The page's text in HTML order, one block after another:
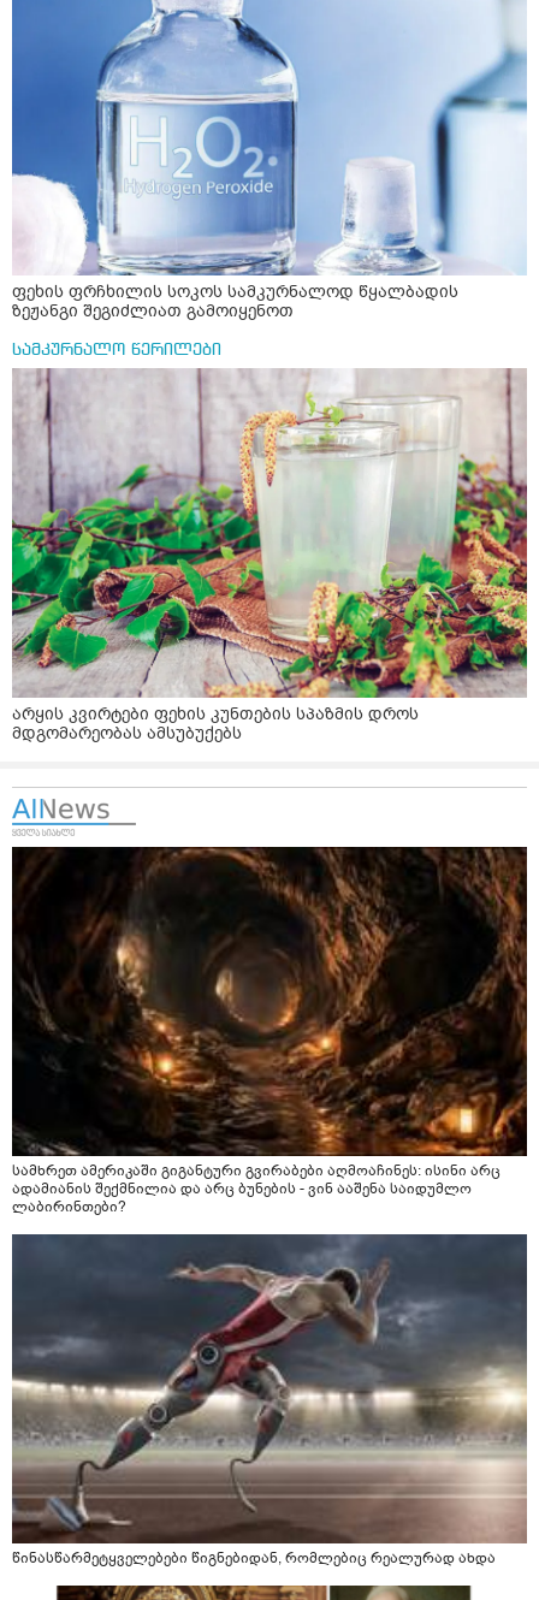
ფეხის ფრჩხილის სოკოს სამკურნალოდ წყალბადის
ზეჟანგი შეგიძლიათ გამოიყენოთ
სამკურნალო წერილები
არყის კვირტები ფეხის კუნთების სპაზმის დროს
მდგომარეობას ამსუბუქებს
სამხრეთ ამერიკაში გიგანტური გვირაბები აღმოაჩინეს: ისინი არც
ადამიანის შექმნილია და არც ბუნების - ვინ ააშენა საიდუმლო
ლაბირინთები?
წინასწარმეტყველებები წიგნებიდან, რომლებიც რეალურად ახდა